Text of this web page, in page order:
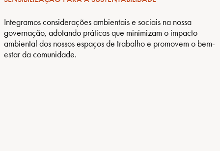
Integramos considerações ambientais e sociais na nossa
governação, adotando práticas que minimizam o impacto
ambiental dos nossos espaços de trabalho e promovem o bem-
estar da comunidade.